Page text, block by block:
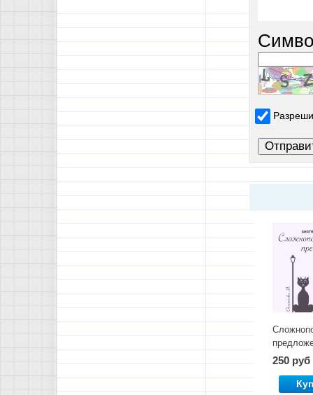
класс
250 руб